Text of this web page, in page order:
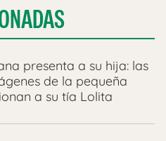
presenta a su hija: las
de la pequeña
a su tía Lolita